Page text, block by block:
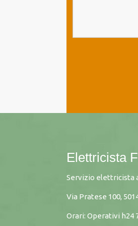
Elettricista
Servizio elettricista
Via Pratese 100,
Orari: Operativi h24